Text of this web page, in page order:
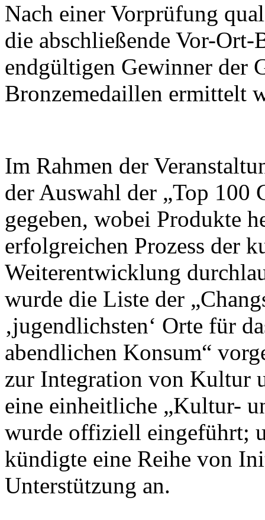
Nach einer Vorprüfung
die abschließende Vor-
endgültigen Gewinner der
Bronzemedaillen ermittelt
Im Rahmen der
der Auswahl der „Top 100
gegeben, wobei Produkte
erfolgreichen Prozess der
Weiterentwicklung
wurde die Liste der
‚jugendlichsten‘ Orte für
abendlichen Konsum“
zur Integration von Kultur
eine einheitliche „Kultur-
wurde offiziell eingeführt;
kündigte eine Reihe von
Unterstützung an.